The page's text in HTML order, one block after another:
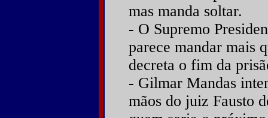
mas manda soltar.
- O Supremo
parece mandar mais
decreta o fim da
- Gilmar Mandas
mãos do juiz Fausto